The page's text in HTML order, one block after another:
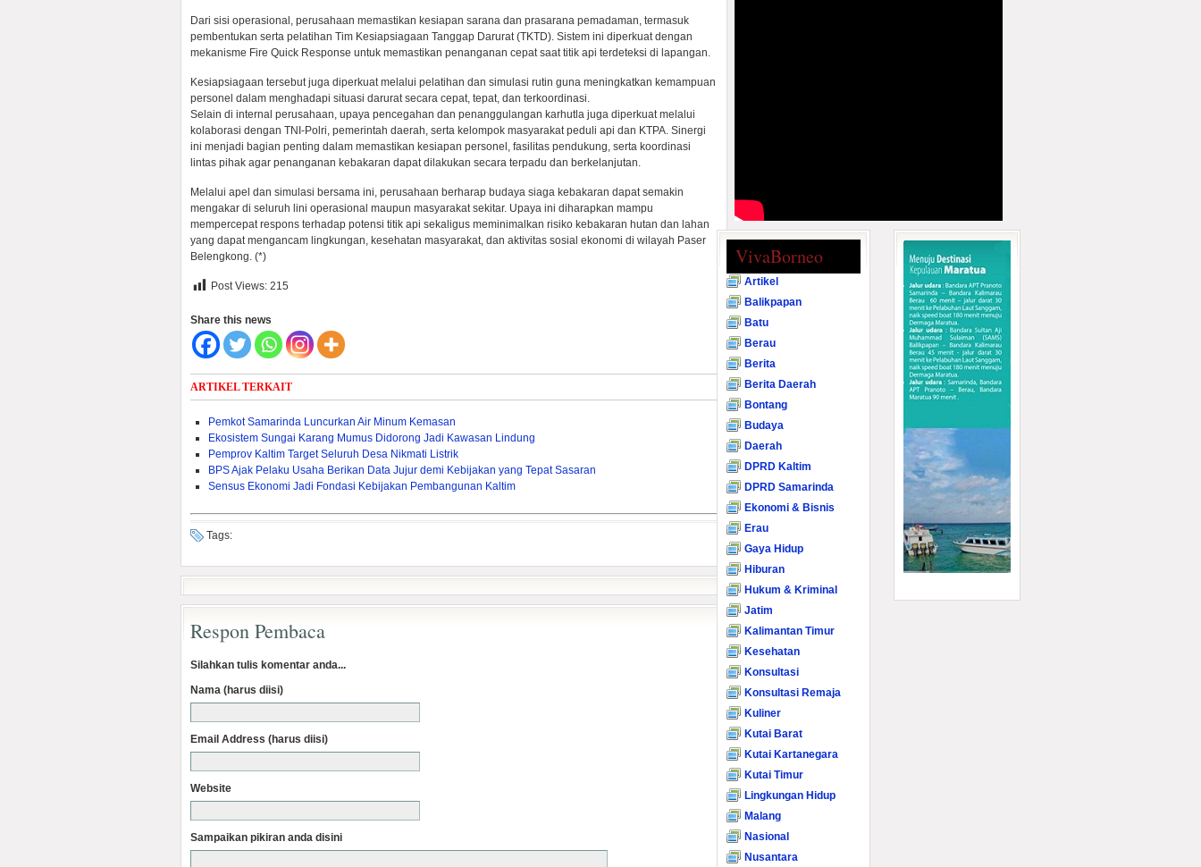
Dari sisi operasional, perusahaan memastikan kesiapan sarana dan prasarana pemadaman, termasuk
pembentukan serta pelatihan Tim Kesiapsiagaan Tanggap Darurat (TKTD). Sistem ini diperkuat dengan
mekanisme Fire Quick Response untuk memastikan penanganan cepat saat titik api terdeteksi di lapangan.
Kesiapsiagaan tersebut juga diperkuat melalui pelatihan dan simulasi rutin guna meningkatkan kemampuan
personel dalam menghadapi situasi darurat secara cepat, tepat, dan terkoordinasi.
Selain di internal perusahaan, upaya pencegahan dan penanggulangan karhutla juga diperkuat melalui
kolaborasi dengan TNI-Polri, pemerintah daerah, serta kelompok masyarakat peduli api dan KTPA. Sinergi
ini menjadi bagian penting dalam memastikan kesiapan personel, fasilitas pendukung, serta koordinasi
lintas pihak agar penanganan kebakaran dapat dilakukan secara terpadu dan berkelanjutan.
Melalui apel dan simulasi bersama ini, perusahaan berharap budaya siaga kebakaran dapat semakin
mengakar di seluruh lini operasional maupun masyarakat sekitar. Upaya ini diharapkan mampu
mempercepat respons terhadap potensi titik api sekaligus meminimalkan risiko kebakaran hutan dan lahan
yang dapat mengancam lingkungan, kesehatan masyarakat, dan aktivitas sosial ekonomi di wilayah Paser
Belengkong. (*)
Post Views: 215
Share this news
ARTIKEL TERKAIT
Pemkot Samarinda Luncurkan Air Minum Kemasan
Ekosistem Sungai Karang Mumus Didorong Jadi Kawasan Lindung
Pemprov Kaltim Target Seluruh Desa Nikmati Listrik
BPS Ajak Pelaku Usaha Berikan Data Jujur demi Kebijakan yang Tepat Sasaran
Sensus Ekonomi Jadi Fondasi Kebijakan Pembangunan Kaltim
Tags:
Respon Pembaca
Silahkan tulis komentar anda...
Nama (harus diisi)
Email Address (harus diisi)
Website
Sampaikan pikiran anda disini
VivaBorneo
Artikel
Balikpapan
Batu
Berau
Berita
Berita Daerah
Bontang
Budaya
Daerah
DPRD Kaltim
DPRD Samarinda
Ekonomi & Bisnis
Erau
Gaya Hidup
Hiburan
Hukum & Kriminal
Jatim
Kalimantan Timur
Kesehatan
Konsultasi
Konsultasi Remaja
Kuliner
Kutai Barat
Kutai Kartanegara
Kutai Timur
Lingkungan Hidup
Malang
Nasional
Nusantara